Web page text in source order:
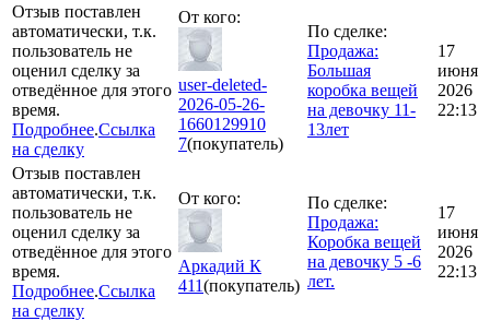
Отзыв поставлен
автоматически, т.к.
пользователь не
оценил сделку за
отведённое для этого
время.
Подробнее.Ссылка
на сделку
От кого:
user-deleted-
2026-05-26-
1660129910
7(покупатель)
По сделке:
Продажа:
Большая
коробка вещей
на девочку 11-
13лет
17
июня
2026
22:13
Отзыв поставлен
автоматически, т.к.
пользователь не
оценил сделку за
отведённое для этого
время.
Подробнее.Ссылка
на сделку
От кого:
Аркадий К
411(покупатель)
По сделке:
Продажа:
Коробка вещей
на девочку 5 -6
лет.
17
июня
2026
22:13